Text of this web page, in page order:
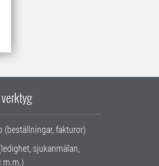
(beställningar, fakturor)
sjukanmälan,
m.m.)